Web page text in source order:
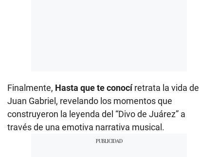
Finalmente, Hasta que te conocíretrata la vida de
Juan Gabriel, revelando los momentos que
construyeron la leyenda del “Divo de Juárez” a
través de una emotiva narrativa musical.